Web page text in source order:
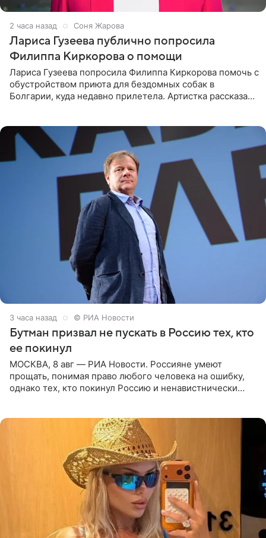
2 часа назад Соня Жарова
Лариса Гузеева публично попросила
Филиппа Киркорова о помощи
Лариса Гузеева попросила Филиппа Киркорова помочь с
обустройством приюта для бездомных собак в
Болгарии, куда недавно прилетела. Артистка рассказала
3 часа назад © РИА Новости
Бутман призвал не пускать в Россию тех, кто
ее покинул
МОСКВА, 8 авг — РИА Новости. Россияне умеют
прощать, понимая право любого человека на ошибку,
однако тех, кто покинул Россию и ненавистнически